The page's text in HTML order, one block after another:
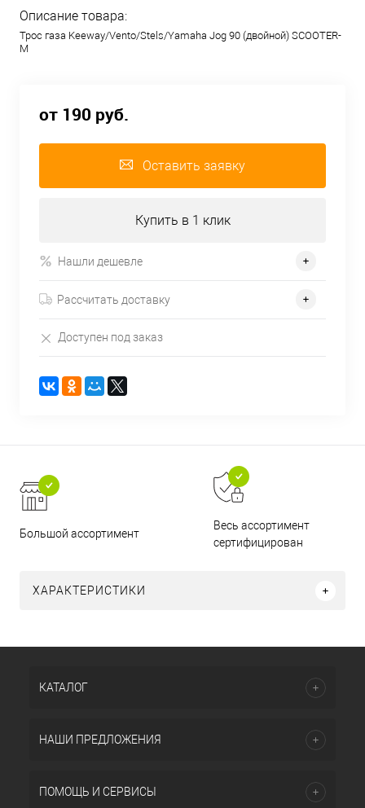
Описание товара:
Трос газа Keeway/Vento/Stels/Yamaha Jog 90 (двойной) SCOOTER-
M
от 190 руб.
Оставить заявку
Купить в 1 клик
Нашли дешевле
Рассчитать доставку
Доступен под заказ
Большой ассортимент
Весь ассортимент
сертифицирован
ХАРАКТЕРИСТИКИ
КАТАЛОГ
НАШИ ПРЕДЛОЖЕНИЯ
ПОМОЩЬ И СЕРВИСЫ